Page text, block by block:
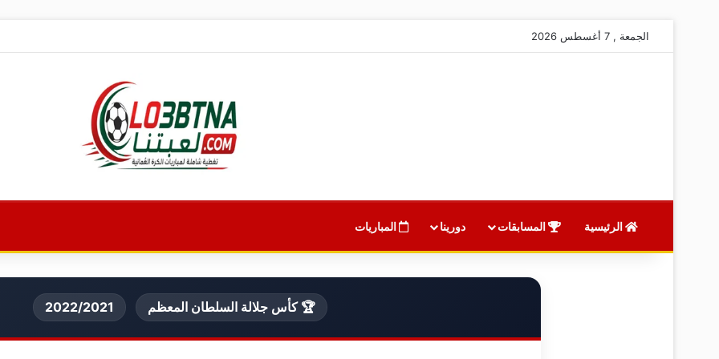
الجمعة , 7 أغسطس 2026
الرئيسية المسابقات دورينا المباريات
🏆 كأس جلالة السلطان المعظم 2022/2021